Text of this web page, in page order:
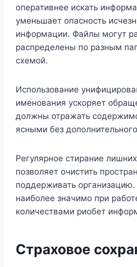
оперативнее искать
уменьшает опасность
информации. Файлы могут
распределены по разным
схемой.
Использование
именования ускоряет
должны отражать
ясными без
Регулярное стирание
позволяет очистить
поддерживать организацию.
наиболее значимо при
количествами риобет
Страховое